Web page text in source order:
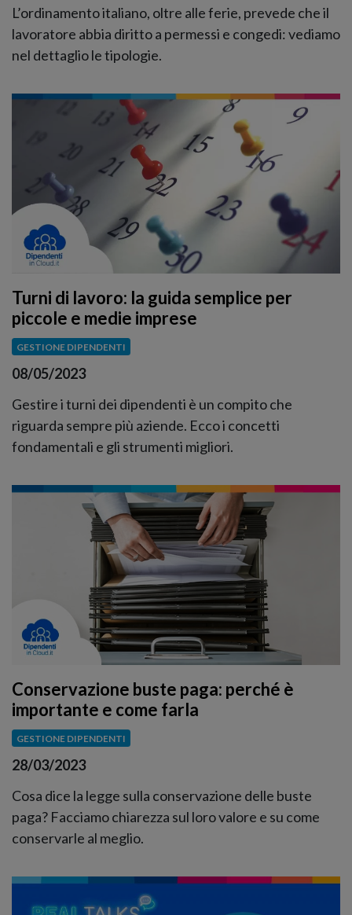
L’ordinamento italiano, oltre alle ferie, prevede che il
lavoratore abbia diritto a permessi e congedi: vediamo
nel dettaglio le tipologie.
Turni di lavoro: la guida semplice per
piccole e medie imprese
GESTIONE DIPENDENTI
08/05/2023
Gestire i turni dei dipendenti è un compito che
riguarda sempre più aziende. Ecco i concetti
fondamentali e gli strumenti migliori.
Conservazione buste paga: perché è
importante e come farla
GESTIONE DIPENDENTI
28/03/2023
Cosa dice la legge sulla conservazione delle buste
paga? Facciamo chiarezza sul loro valore e su come
conservarle al meglio.